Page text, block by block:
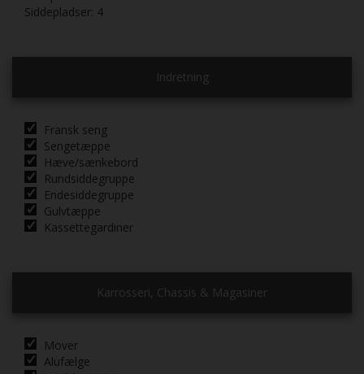
Siddepladser: 4
Indretning
Fransk seng
Sengetæppe
Hæve/sænkebord
Rundsiddegruppe
Endesiddegruppe
Gulvtæppe
Kassettegardiner
Karrosseri, Chassis & Magasiner
Mover
Alufælge